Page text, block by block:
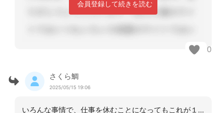
会員登録して続きを読む
0
さくら鯛
2025/05/15 19:06
いろんな事情で、仕事を休むことになってもこれが１週間となると確かに長いですがこの